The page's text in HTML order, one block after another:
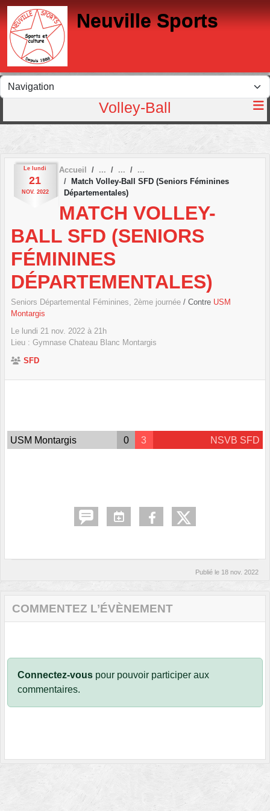
Neuville Sports
Volley-Ball
Le lundi
21
NOV. 2022
Accueil
Match Volley-Ball SFD (Seniors Féminines
Départementales)
MATCH VOLLEY-
BALL SFD (SENIORS
FÉMININES
DÉPARTEMENTALES)
Seniors Départemental Féminines, 2ème journée / Contre USM
Montargis
Le lundi 21 nov. 2022 à 21h
Lieu : Gymnase Chateau Blanc Montargis
SFD
USM Montargis 0 3 NSVB SFD
Publié le 18 nov. 2022
COMMENTEZ L’ÉVÈNEMENT
Connectez-vous pour pouvoir participer aux
commentaires.
Panneau de gestion des cookies